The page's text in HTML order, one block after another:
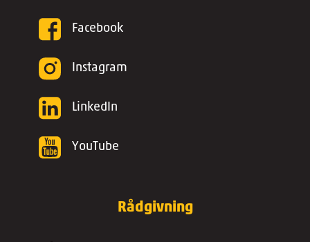
Facebook
Instagram
LinkedIn
YouTube
Rådgivning